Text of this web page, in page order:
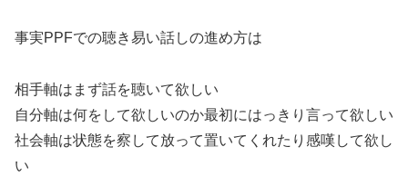
事実PPFでの聴き易い話しの進め方は
相手軸はまず話を聴いて欲しい
自分軸は何をして欲しいのか最初にはっきり言って欲しい
社会軸は状態を察して放って置いてくれたり感嘆して欲し
い